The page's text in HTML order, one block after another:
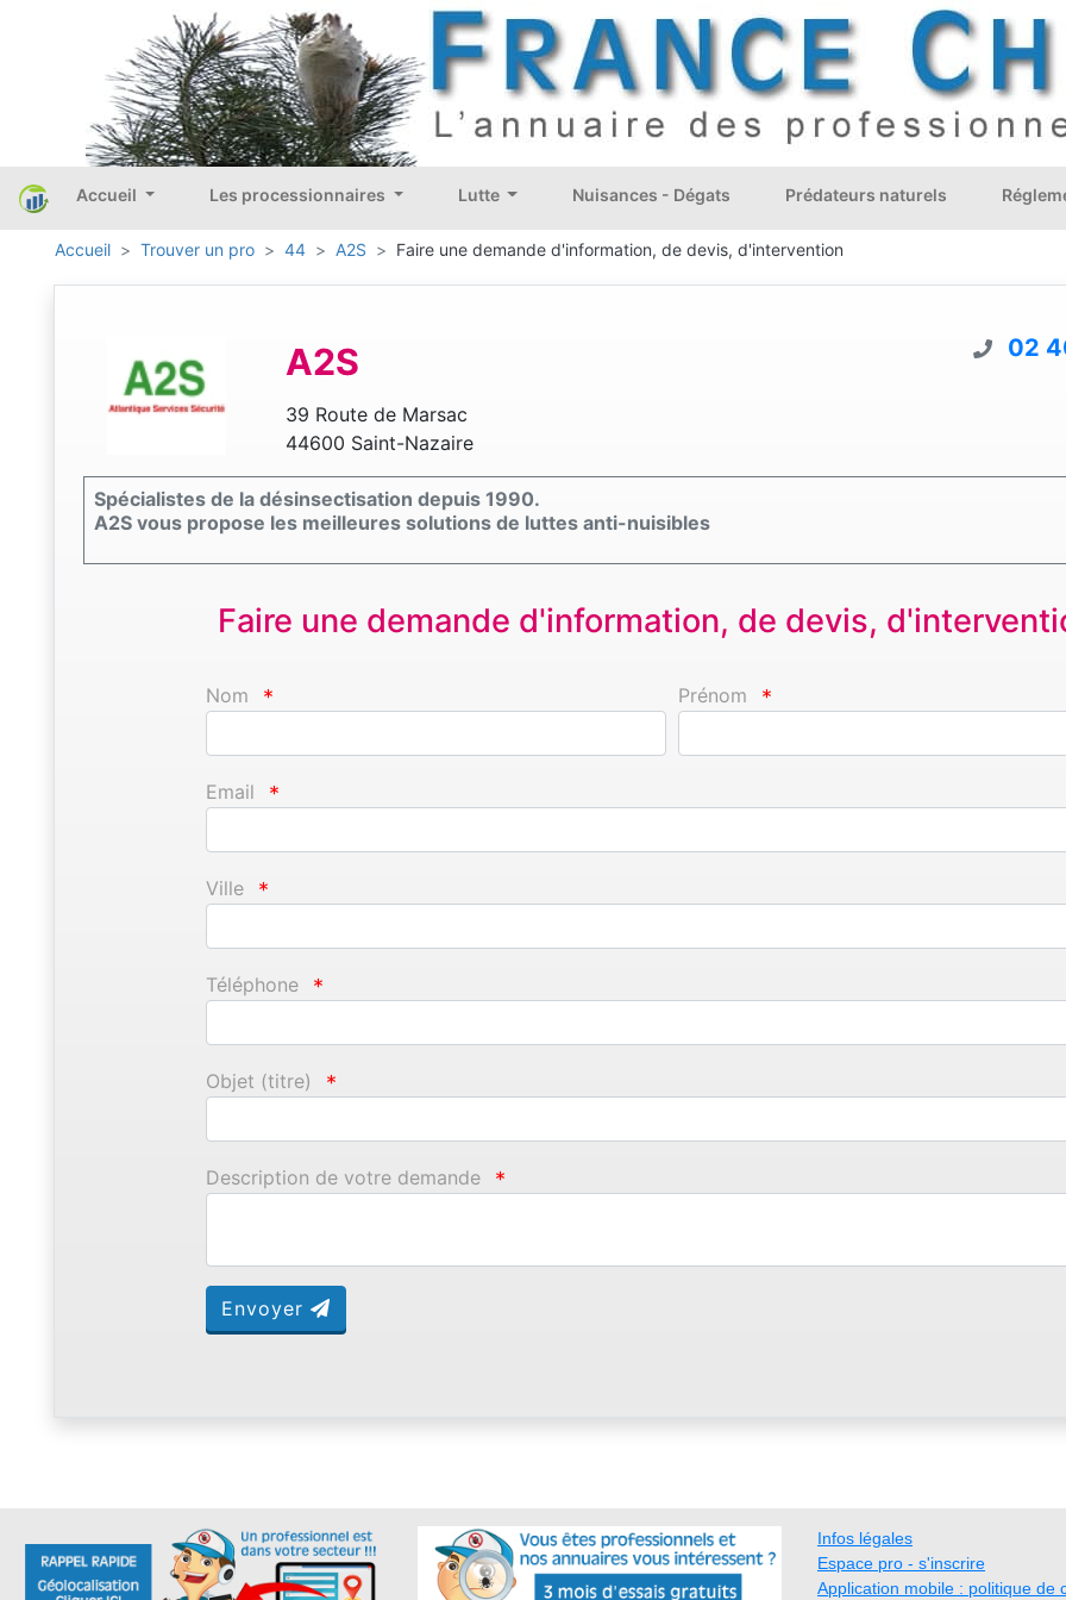
Accueil Les processionnaires Lutte Nuisances - Dégats Prédateurs naturels
Accueil Trouver un pro 44 A2S Faire une demande d'information, de devis, d'intervention
A2S
39 Route de Marsac
44600 Saint-Nazaire
02
Spécialistes de la désinsectisation depuis 1990.
A2S vous propose les meilleures solutions de luttes anti-nuisibles
Faire une demande d'information, de devis,
Nom * Prénom *
Email *
Ville *
Téléphone *
Objet (titre) *
Description de votre demande *
Envoyer
Infos légales
Espace pro - s'inscrire
Application mobile : politique de